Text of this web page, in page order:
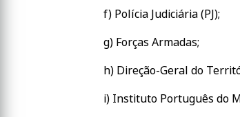
f) Polícia Judiciária (PJ);
g) Forças Armadas;
h) Direção-Geral do
i) Instituto Português do